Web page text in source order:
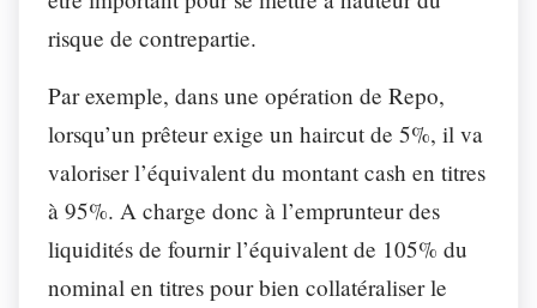
risque de contrepartie.
Par exemple, dans une opération de Repo,
lorsqu’un prêteur exige un haircut de 5%, il va
valoriser l’équivalent du montant cash en titres
à 95%. A charge donc à l’emprunteur des
liquidités de fournir l’équivalent de 105% du
nominal en titres pour bien collatéraliser le